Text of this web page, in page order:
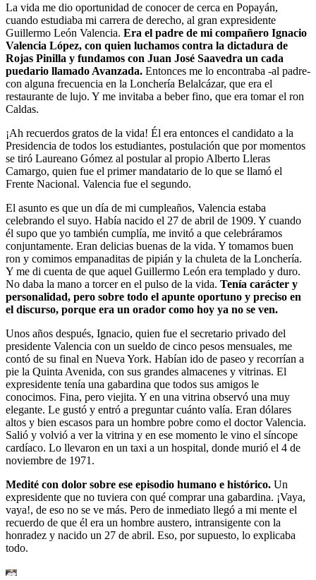
La vida me dio oportunidad de conocer de cerca en Popayán,
cuando estudiaba mi carrera de derecho, al gran expresidente
Guillermo León Valencia. Era el padre de mi compañero Ignacio
Valencia López, con quien luchamos contra la dictadura de
Rojas Pinilla y fundamos con Juan José Saavedra un cada
puedario llamado Avanzada. Entonces me lo encontraba -al padre-
con alguna frecuencia en la Lonchería Belalcázar, que era el
restaurante de lujo. Y me invitaba a beber fino, que era tomar el ron
Caldas.
¡Ah recuerdos gratos de la vida! Él era entonces el candidato a la
Presidencia de todos los estudiantes, postulación que por momentos
se tiró Laureano Gómez al postular al propio Alberto Lleras
Camargo, quien fue el primer mandatario de lo que se llamó el
Frente Nacional. Valencia fue el segundo.
El asunto es que un día de mi cumpleaños, Valencia estaba
celebrando el suyo. Había nacido el 27 de abril de 1909. Y cuando
él supo que yo también cumplía, me invitó a que celebráramos
conjuntamente. Eran delicias buenas de la vida. Y tomamos buen
ron y comimos empanaditas de pipián y la chuleta de la Lonchería.
Y me di cuenta de que aquel Guillermo León era templado y duro.
No daba la mano a torcer en el pulso de la vida. Tenía carácter y
personalidad, pero sobre todo el apunte oportuno y preciso en
el discurso, porque era un orador como hoy ya no se ven.
Unos años después, Ignacio, quien fue el secretario privado del
presidente Valencia con un sueldo de cinco pesos mensuales, me
contó de su final en Nueva York. Habían ido de paseo y recorrían a
pie la Quinta Avenida, con sus grandes almacenes y vitrinas. El
expresidente tenía una gabardina que todos sus amigos le
conocimos. Fina, pero viejita. Y en una vitrina observó una muy
elegante. Le gustó y entró a preguntar cuánto valía. Eran dólares
altos y bien escasos para un hombre pobre como el doctor Valencia.
Salió y volvió a ver la vitrina y en ese momento le vino el síncope
cardíaco. Lo llevaron en un taxi a un hospital, donde murió el 4 de
noviembre de 1971.
Medité con dolor sobre ese episodio humano e histórico. Un
expresidente que no tuviera con qué comprar una gabardina. ¡Vaya,
vaya!, de eso no se ve más. Pero de inmediato llegó a mi mente el
recuerdo de que él era un hombre austero, intransigente con la
honradez y nacido un 27 de abril. Eso, por supuesto, lo explicaba
todo.